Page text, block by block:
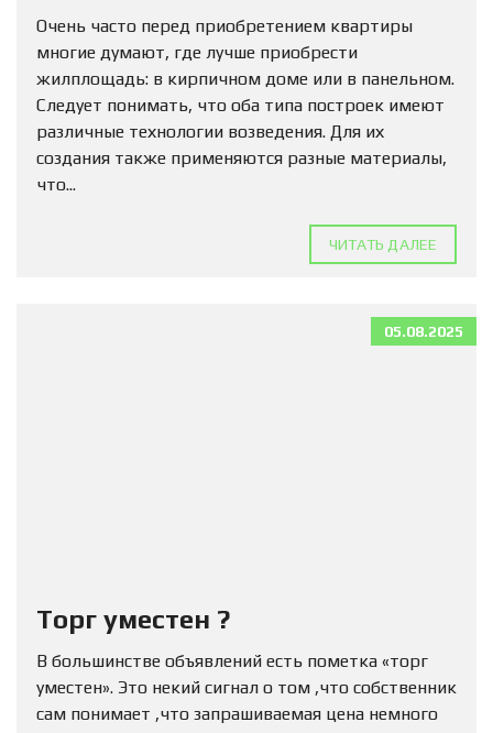
Очень часто перед приобретением квартиры
многие думают, где лучше приобрести
жилплощадь: в кирпичном доме или в панельном.
Следует понимать, что оба типа построек имеют
различные технологии возведения. Для их
создания также применяются разные материалы,
что...
ЧИТАТЬ ДАЛЕЕ
05.08.2025
Торг уместен ?
В большинстве объявлений есть пометка «торг
уместен». Это некий сигнал о том ,что собственник
сам понимает ,что запрашиваемая цена немного